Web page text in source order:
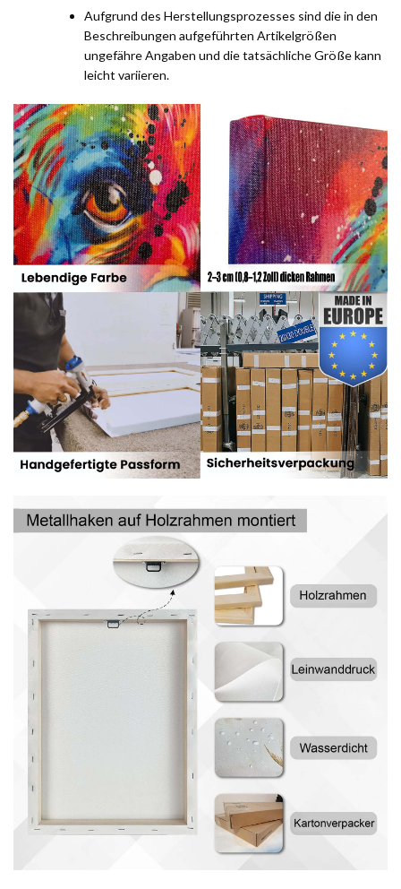
Aufgrund des Herstellungsprozesses sind die in den
Beschreibungen aufgeführten Artikelgrößen
ungefähre Angaben und die tatsächliche Größe kann
leicht variieren.